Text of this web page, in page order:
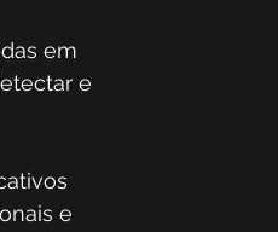
em
e
e